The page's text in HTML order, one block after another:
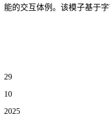
能的交互体例。该模子基于字
29
10
2025